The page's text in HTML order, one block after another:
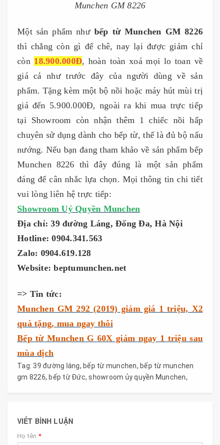
Munchen GM 8226
Một sản phẩm nhưbếp từ Munchen GM 8226
thì chẳng còn gì để chê, nay lại được giảm chỉ
còn 18.900.000Đ, hoàn toàn xoá mọi lo toan về
giá cả như trước đây của người dùng về sản
phẩm. Tặng kèm một bộ nồi hoặc máy hút mùi trị
giá đến 5.900.000Đ, ngoài ra khi mua trực tiếp
tại Showroom còn nhận thêm 1 chiếc nồi hấp
chuyên sử dụng dành cho bếp từ, thế là đủ bộ nấu
nướng. Nếu bạn đang tham khảo về sản phẩm bếp
Munchen 8226 thì đây đúng là một sản phẩm
đáng để cân nhắc lựa chọn. Mọi thông tin chi tiết
vui lòng liên hệ trực tiếp:
Showroom Uỷ Quyền Munchen
Địa chỉ: 39 đường Láng, Đống Đa, Hà Nội
Hotline: 0904.341.563
Zalo: 0904.619.128
Website: beptumunchen.net
=> Tin tức:
Munchen GM 292 (2019) giảm giá 1 triệu, X2
quà tặng, mua ngay thôi
Bếp từ Munchen G 60X giảm ngay 1 triệu sau
mùa dịch
Tag: 39 đường láng, bếp từ munchen, bếp từ munchen
gm 8226, bếp từ Đức,showroom ủy quyền Munchen,
VIẾT BÌNH LUẬN
Họ tên *